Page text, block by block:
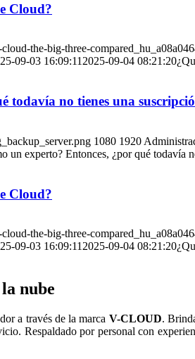
Cloud?
the-big-three-
09-03 16:09:112025-09-04 08:21:20
todavía no tienes una
1080 1920
un experto? Entonces, ¿por qué todavía
Cloud?
the-big-three-
09-03 16:09:11 2025-09-04 08:21:20
nube
a través de la marca V-CLOUD.
Respaldado por personal con